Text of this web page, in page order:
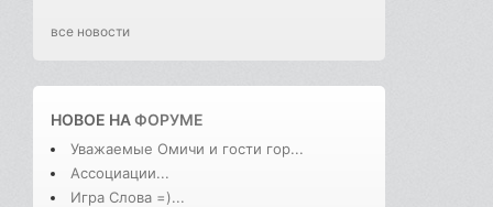
все новости
НОВОЕ НАФОРУМЕ
Уважаемые Омичи и гости гор...
Ассоциации...
Игра Слова =)...